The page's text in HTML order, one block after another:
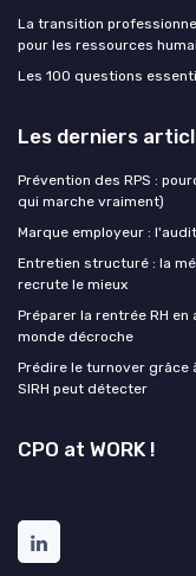
La transition
pour les ressources
Les 100 questions
Les derniers
Prévention des RPS :
qui marche vraiment)
Marque employeur :
Entretien structuré : la
recrute le mieux
Préparer la rentrée RH
monde décroche
Prédire le turnover grâce
SIRH peut détecter
CPO at WORK !